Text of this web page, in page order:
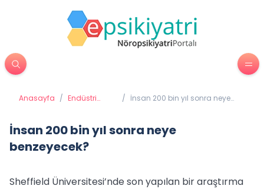
Anasayfa / Endüstri
/ İnsan 200 bin yıl sonra neye
İnsan 200 bin yıl sonra neye
benzeyecek?
Sheffield Üniversitesi’nde son yapılan bir araştırma